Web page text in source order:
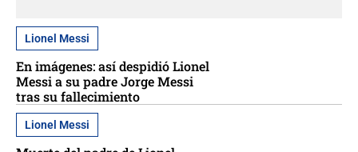
Lionel Messi
En imágenes: así despidió Lionel
Messi a su padre Jorge Messi
tras su fallecimiento
Lionel Messi